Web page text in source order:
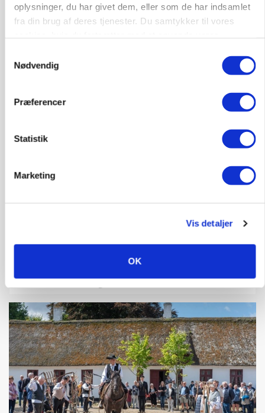
oplysninger, du har givet dem, eller som de har indsamlet
fra din brug af deres tjenester. Du samtykker til vores
Nødvendig
Præferencer
Statistik
Marketing
Vis detaljer
OK
Høstpres kan sænke hvedeprisen yderligere
Bønder holder vagt ved Rusland